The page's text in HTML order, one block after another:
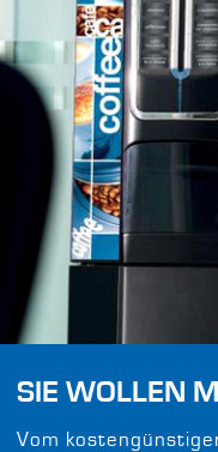
SIE WOLLEN
Vom